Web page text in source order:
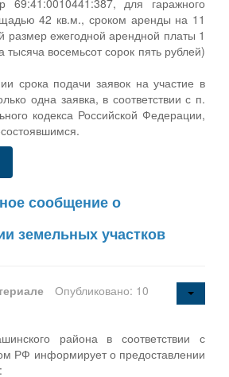
42 кв.м., сроком аренды на 11
размер ежегодной арендной платы 1
восемьсот сорок пять рублей)
срока подачи заявок на участие в
одна заявка, в соответствии с п.
кодекса Российской Федерации,
сообщение о
земельных участков
Опубликовано: 10
района в соответствии с
РФ информирует о предоставлении